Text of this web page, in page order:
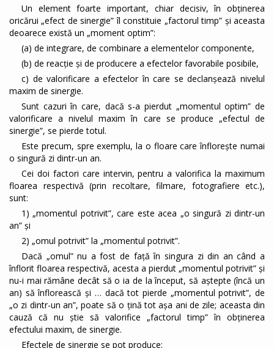
Un element foarte important, chiar decisiv, în obținerea
oricărui „efect de sinergie” îl constituie „factorul timp” și aceasta
deoarece există un „moment optim”:
(a) de integrare, de combinare a elementelor componente,
(b) de reacție și de producere a efectelor favorabile posibile,
c) de valorificare a efectelor în care se declanşează nivelul
maxim de sinergie.
Sunt cazuri în care, dacă s-a pierdut „momentul optim” de
valorificare a nivelul maxim în care se produce „efectul de
sinergie”, se pierde totul.
Este precum, spre exemplu, la o floare care înflorește numai
o singură zi dintr-un an.
Cei doi factori care intervin, pentru a valorifica la maximum
floarea respectivă (prin recoltare, filmare, fotografiere etc.),
sunt:
1) „momentul potrivit”, care este acea „o singură zi dintr-un
an” și
2) „omul potrivit” la „momentul potrivit”.
Dacă „omul” nu a fost de față în singura zi din an când a
înflorit floarea respectivă, acesta a pierdut „momentul potrivit” și
nu-i mai rămâne decât să o ia de la început, să aștepte (încă un
an) să înflorească și … dacă tot pierde „momentul potrivit”, de
„o zi dintr-un an”, poate să o țină tot așa ani de zile; aceasta din
cauză că nu știe să valorifice „factorul timp” în obținerea
efectului maxim, de sinergie.
Efectele de sinergie se pot produce: